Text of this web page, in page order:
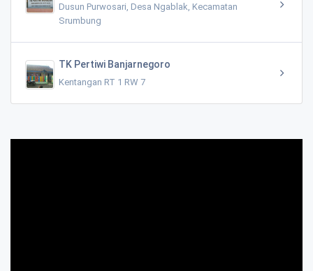
Dusun Purwosari, Desa Ngablak, Kecamatan
Srumbung
TK Pertiwi Banjarnegoro
Kentangan RT 1 RW 7